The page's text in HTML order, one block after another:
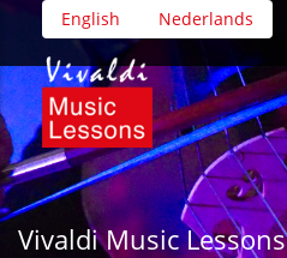
Overslaan
naar
de
inhoud
gaan
English Nederlands
Vivaldi Music Lessons